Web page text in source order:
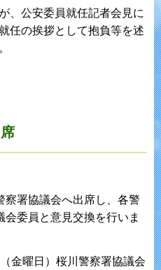
、公安委員就任記者会見に
任の挨拶として抱負等を述
察署協議会へ出席し、各警
会委員と意見交換を行いま
金曜日）桜川警察署協議会